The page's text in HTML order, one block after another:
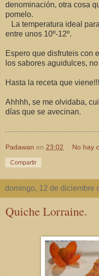
denominación, otra cosa
pomelo.
La temperatura ideal
entre unos 10º-12º.
Espero que disfruteis con
los sabores aguidulces,
Hasta la receta que
Ahhhh, se me olvidaba,
días que se avecinan.
Padawan en 23:02 No hay
Compartir
domingo, 12 de diciembre
Quiche Lorraine.